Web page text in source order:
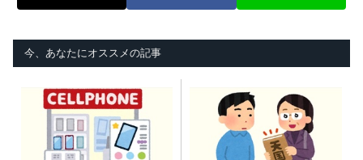
今、あなたにオススメの記事